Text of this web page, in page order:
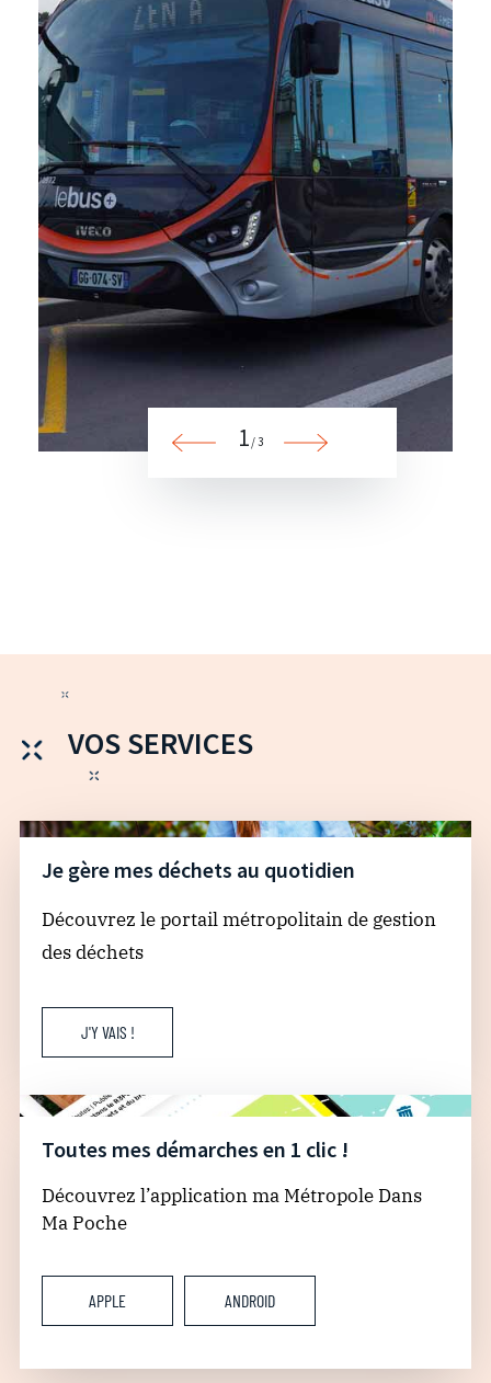
1 / 3
VOS SERVICES
Je gère mes déchets au quotidien
Découvrez le portail métropolitain de gestion
des déchets
J'Y VAIS !
Toutes mes démarches en 1 clic !
Découvrez l’application ma Métropole Dans
Ma Poche
APPLE ANDROID